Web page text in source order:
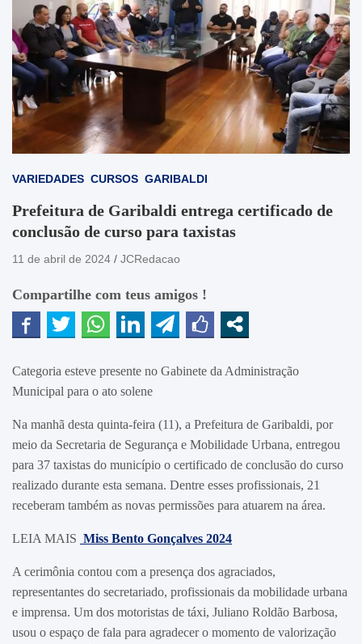
VARIEDADES CURSOS GARIBALDI
Prefeitura de Garibaldi entrega certificado de
conclusão de curso para taxistas
11 de abril de 2024 JCRedacao
Compartilhe com teus amigos !
Categoria esteve presente no Gabinete da Administração
Municipal para o ato solene
Na manhã desta quinta-feira (11), a Prefeitura de Garibaldi, por
meio da Secretaria de Segurança e Mobilidade Urbana, entregou
para 37 taxistas do município o certificado de conclusão do curso
realizado durante esta semana. Dentre esses profissionais, 21
receberam também as novas permissões para atuarem na área.
LEIA MAIS Miss Bento Gonçalves 2024
A cerimônia contou com a presença dos agraciados,
representantes do secretariado, profissionais da mobilidade urbana
e imprensa. Um dos motoristas de táxi, Juliano Roldão Barbosa,
usou o espaço de fala para agradecer o momento de valorização